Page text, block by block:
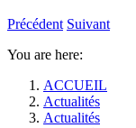
Précédent Suivant
You are here:
ACCUEIL
Actualités
Actualités